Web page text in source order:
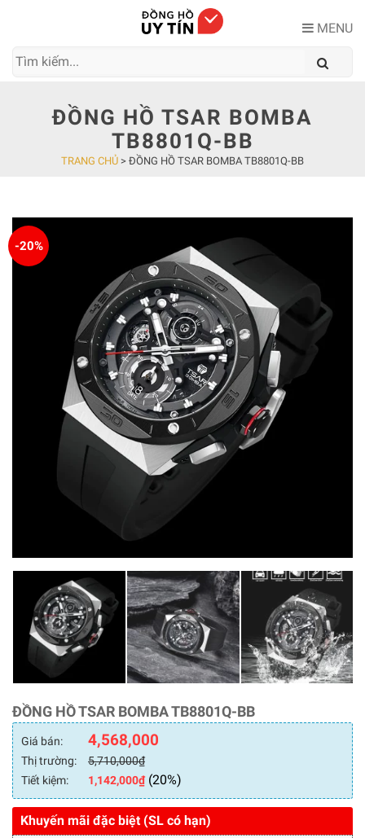
MENU
ĐỒNG HỒ TSAR BOMBA
TB8801Q-BB
TRANG CHỦ > ĐỒNG HỒ TSAR BOMBA TB8801Q-BB
-20%
ĐỒNG HỒ TSAR BOMBA TB8801Q-BB
Giá bán: 4,568,000
Thị trường: 5,710,000₫
Tiết kiệm:
1,142,000₫(20%)
Khuyến mãi đặc biệt (SL có hạn)